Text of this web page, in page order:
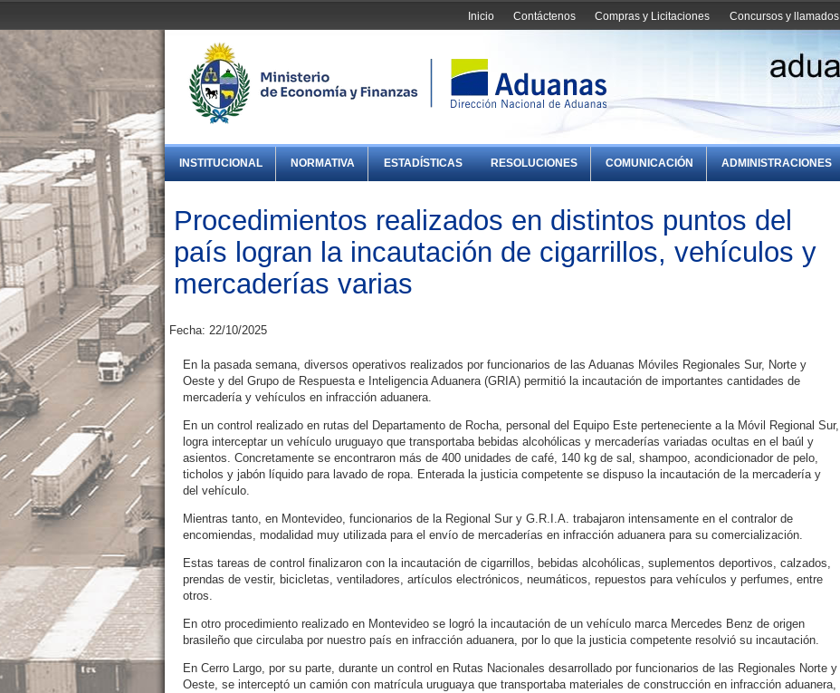
Concursos y llamados
Compras y Licitaciones
Contáctenos
Inicio
INSTITUCIONAL NORMATIVA ESTADÍSTICAS RESOLUCIONES COMUNICACIÓN ADMINISTRACIONES
Procedimientos realizados en distintos puntos del
país logran la incautación de cigarrillos, vehículos y
mercaderías varias
Fecha: 22/10/2025
En la pasada semana, diversos operativos realizados por funcionarios de las Aduanas Móviles Regionales Sur, Norte y
Oeste y del Grupo de Respuesta e Inteligencia Aduanera (GRIA) permitió la incautación de importantes cantidades de
mercadería y vehículos en infracción aduanera.
En un control realizado en rutas del Departamento de Rocha, personal del Equipo Este perteneciente a la Móvil Regional Sur,
logra interceptar un vehículo uruguayo que transportaba bebidas alcohólicas y mercaderías variadas ocultas en el baúl y
asientos. Concretamente se encontraron más de 400 unidades de café, 140 kg de sal, shampoo, acondicionador de pelo,
ticholos y jabón líquido para lavado de ropa. Enterada la justicia competente se dispuso la incautación de la mercadería y
del vehículo.
Mientras tanto, en Montevideo, funcionarios de la Regional Sur y G.R.I.A. trabajaron intensamente en el contralor de
encomiendas, modalidad muy utilizada para el envío de mercaderías en infracción aduanera para su comercialización.
Estas tareas de control finalizaron con la incautación de cigarrillos, bebidas alcohólicas, suplementos deportivos, calzados,
prendas de vestir, bicicletas, ventiladores, artículos electrónicos, neumáticos, repuestos para vehículos y perfumes, entre
otros.
En otro procedimiento realizado en Montevideo se logró la incautación de un vehículo marca Mercedes Benz de origen
brasileño que circulaba por nuestro país en infracción aduanera, por lo que la justicia competente resolvió su incautación.
En Cerro Largo, por su parte, durante un control en Rutas Nacionales desarrollado por funcionarios de las Regionales Norte y
Oeste, se interceptó un camión con matrícula uruguaya que transportaba materiales de construcción en infracción aduanera,